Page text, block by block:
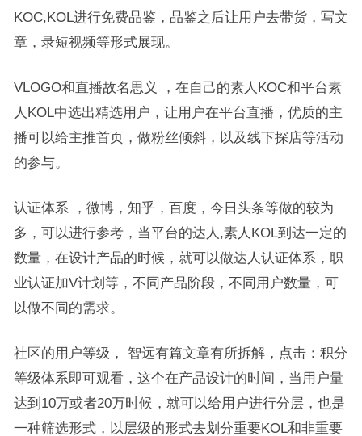
KOC,KOL进行免费品鉴，品鉴之后让用户去带货，写文
章，录短视频等形式展现。
VLOGO和直播故名思义 ，在自己的素人KOC和平台素
人KOL中选出精选用户，让用户在平台直播，优质的主
播可以给主推首页，做粉丝倾斜，以及线下探店等活动
的参与。
认证体系 ，微博，知乎，百度，今日头条等做的较为
多，可以进行参考，当平台的达人,素人KOL到达一定的
数量，在设计产品的时候，就可以做达人认证体系，职
业认证加V计划等，不同产品阶段，不同用户数量，可
以做不同的需求。
社区的用户等级， 智远有篇文章有所拆解，点击：积分
等级体系即可观看，这个在产品设计的时间，当用户量
达到10万或者20万时候，就可以给用户进行分层，也是
一种筛选形式，以层级的形式去划分重要KOL和非重要